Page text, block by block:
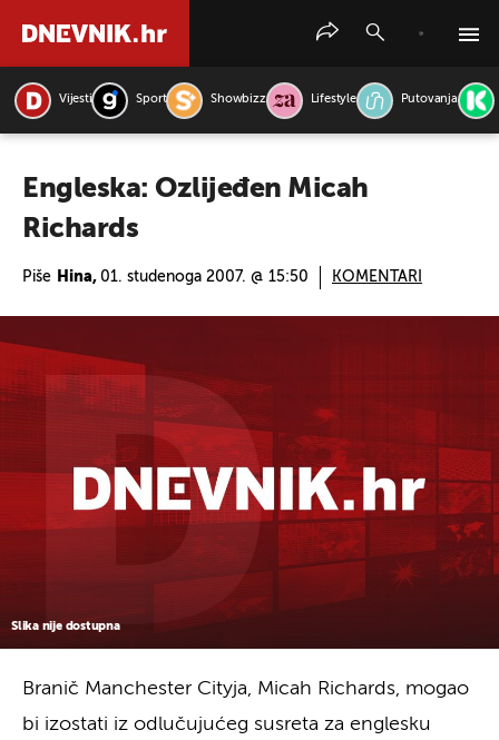
Vijesti Sport Showbizz Lifestyle Putovanja
Engleska: Ozlijeđen Micah
Richards
Piše Hina, 01. studenoga 2007. @ 15:50 KOMENTARI
Slika nije dostupna
Branič Manchester Cityja, Micah Richards, mogao
bi izostati iz odlučujućeg susreta za englesku
PRETRAŽITE VIJESTI